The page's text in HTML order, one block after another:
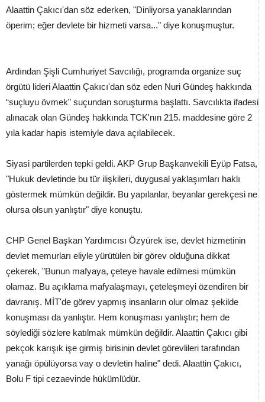
Alaattin Çakıcı'dan söz ederken, "Dinliyorsa yanaklarından
öperim; eğer devlete bir hizmeti varsa..." diye konuşmuştur.
Ardından Şişli Cumhuriyet Savcılığı, programda organize suç
örgütü lideri Alaattin Çakıcı'dan söz eden Nuri Gündeş hakkında
“suçluyu övmek” suçundan soruşturma başlattı. Savcılıkta ifadesi
alınacak olan Gündeş hakkında TCK'nın 215. maddesine göre 2
yıla kadar hapis istemiyle dava açılabilecek.
Siyasi partilerden tepki geldi. AKP Grup Başkanvekili Eyüp Fatsa,
"Hukuk devletinde bu tür ilişkileri, duygusal yaklaşımları haklı
göstermek mümkün değildir. Bu yapılanlar, beyanlar gerekçesi ne
olursa olsun yanlıştır" diye konuştu.
CHP Genel Başkan Yardımcısı Özyürek ise, devlet hizmetinin
devlet memurları eliyle yürütülen bir görev olduğuna dikkat
çekerek, "Bunun mafyaya, çeteye havale edilmesi mümkün
olamaz. Bu açıklama mafyalaşmayı, çeteleşmeyi özendiren bir
davranış. MİT'de görev yapmış insanların olur olmaz şekilde
konuşması da yanlıştır. Hem konuşması yanlıştır; hem de
söylediği sözlere katılmak mümkün değildir. Alaattin Çakıcı gibi
pekçok karışık işe girmiş birisinin devlet görevlileri tarafından
yanağı öpülüyorsa vay o devletin haline" dedi. Alaattin Çakıcı,
Bolu F tipi cezaevinde hükümlüdür.